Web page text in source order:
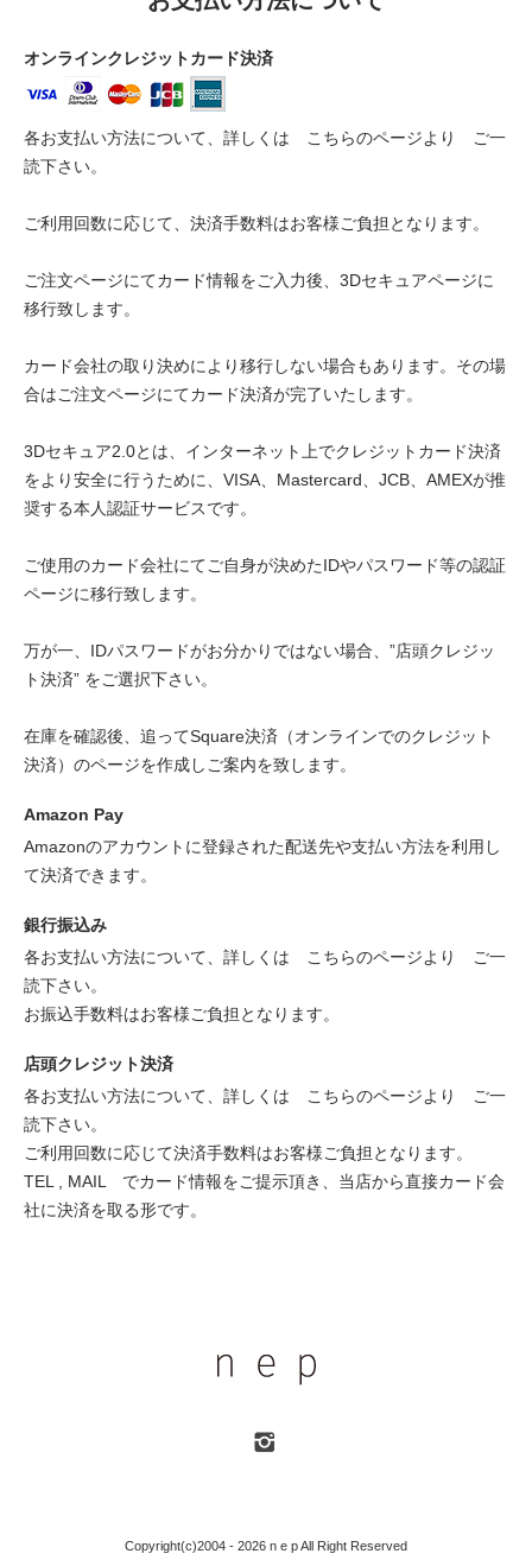
オンラインクレジットカード決済
各お支払い方法について、詳しくは こちらのページより
ご一
読下さい。
ご利用回数に応じて、決済手数料はお客様ご負担となります。
ご注文ページにてカード情報をご入力後、3Dセキュアページに
移行致します。
カード会社の取り決めにより移行しない場合もあります。その場
合はご注文ページにてカード決済が完了いたします。
3Dセキュア2.0とは、インターネット上でクレジットカード決済
をより安全に行うために、VISA、Mastercard、JCB、AMEXが推
奨する本人認証サービスです。
ご使用のカード会社にてご自身が決めたIDやパスワード等の認証
ページに移行致します。
万が一、IDパスワードがお分かりではない場合、”店頭クレジッ
ト決済” をご選択下さい。
在庫を確認後、追ってSquare決済（オンラインでのクレジット
決済）のページを作成しご案内を致します。
Amazon Pay
Amazonのアカウントに登録された配送先や支払い方法を利用し
て決済できます。
銀行振込み
各お支払い方法について、詳しくは
こちらのページより
ご一
読下さい。
お振込手数料はお客様ご負担となります。
店頭クレジット決済
各お支払い方法について、詳しくは
こちらのページより
ご一
読下さい。
ご利用回数に応じて決済手数料はお客様ご負担となります。
TEL , MAIL でカード情報をご提示頂き、当店から直接カード会
社に決済を取る形です。
Copyright(c)2004 - 2026 n e p All Right Reserved